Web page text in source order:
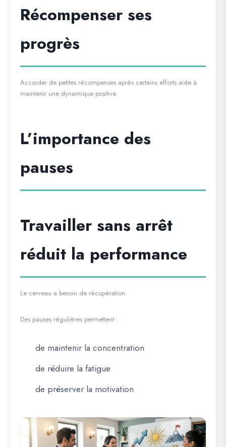
Récompenser ses
progrès
Accorder de petites récompenses après certains efforts aide à
maintenir une dynamique positive.
L’importance des
pauses
Travailler sans arrêt
réduit la performance
Le cerveau a besoin de récupération.
Des pauses régulières permettent :
de maintenir la concentration
de réduire la fatigue
de préserver la motivation